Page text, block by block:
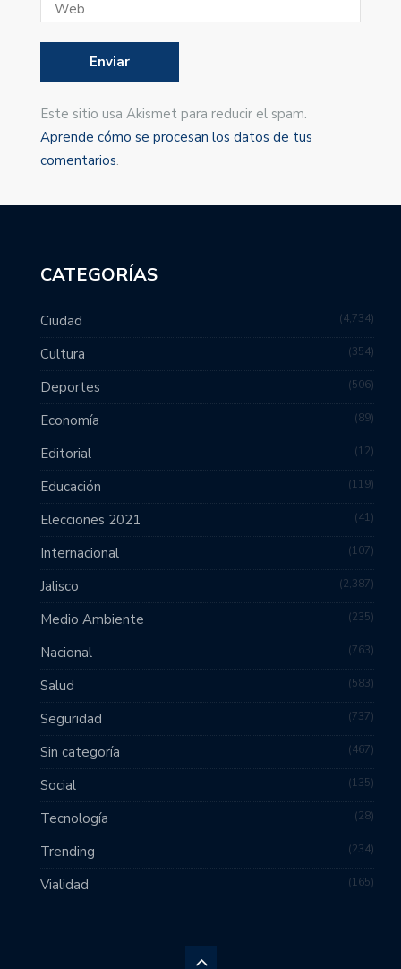
Este sitio usa Akismet para reducir el spam.
Aprende cómo se procesan los datos de tus
comentarios.
CATEGORÍAS
Ciudad 4,734
Cultura 354
Deportes 506
Economía 89
Editorial 12
Educación 119
Elecciones 2021 41
Internacional 107
Jalisco 2,387
Medio Ambiente 235
Nacional 763
Salud 583
Seguridad 737
Sin categoría 467
Social 135
Tecnología 28
Trending 234
Vialidad 165